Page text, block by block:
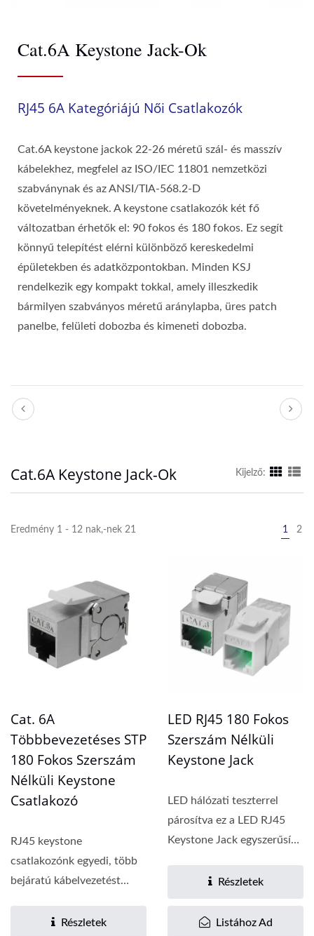
Cat.6A Keystone Jack-Ok
RJ45 6A Kategóriájú Női Csatlakozók
Cat.6A keystone jackok 22-26 méretű szál- és masszív
kábelekhez, megfelel az ISO/IEC 11801 nemzetközi
szabványnak és az ANSI/TIA-568.2-D
követelményeknek. A keystone csatlakozók két fő
változatban érhetők el: 90 fokos és 180 fokos. Ez segít
könnyű telepítést elérni különböző kereskedelmi
épületekben és adatközpontokban. Minden KSJ
rendelkezik egy kompakt tokkal, amely illeszkedik
bármilyen szabványos méretű aránylapba, üres patch
panelbe, felületi dobozba és kimeneti dobozba.
Cat.6A Keystone Jack-Ok Kijelző:
Eredmény 1 - 12 nak,-nek 21 1 2
Cat. 6A
Többbevezetéses STP
180 Fokos Szerszám
Nélküli Keystone
Csatlakozó
RJ45 keystone
csatlakozónk egyedi, több
bejáratú kábelvezetést
Részletek
LED RJ45 180 Fokos
Szerszám Nélküli
Keystone Jack
LED hálózati teszterrel
párosítva ez a LED RJ45
Keystone Jack egyszerűsíti
Részletek
Listához Ad